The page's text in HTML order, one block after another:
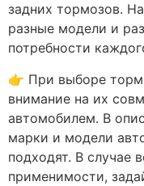
задних тормозов.
разные модели и
потребности
👉 При выборе
внимание на их
автомобилем. В
марки и модели
подходят. В случае
применимости,